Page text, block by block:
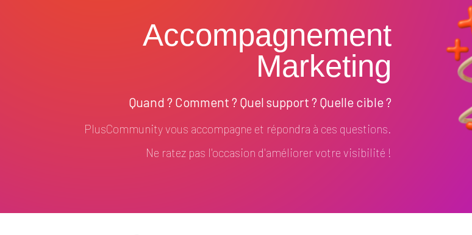
Accompagnement
Marketing
Quand ? Comment ? Quel support ? Quelle cible ?
PlusCommunity vous accompagne et répondra à ces questions.
Ne ratez pas l'occasion d'améliorer votre visibilité !